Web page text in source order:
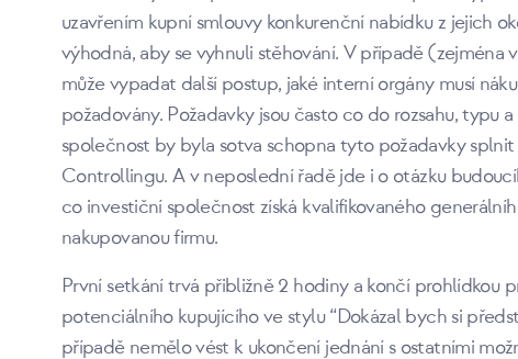
uzavřením kupní smlouvy konkurenční nabídku z jejich
výhodná, aby se vyhnuli stěhování. V případě (zejména
může vypadat další postup, jaké interní orgány musí
požadovány. Požadavky jsou často co do rozsahu, typu
společnost by byla sotva schopna tyto požadavky
Controllingu. A v neposlední řadě jde i o otázku
co investiční společnost získá kvalifikovaného
nakupovanou firmu.
První setkání trvá přibližně 2 hodiny a končí prohlídkou
potenciálního kupujícího ve stylu “Dokázal bych si
případě nemělo vést k ukončení jednání s ostatními